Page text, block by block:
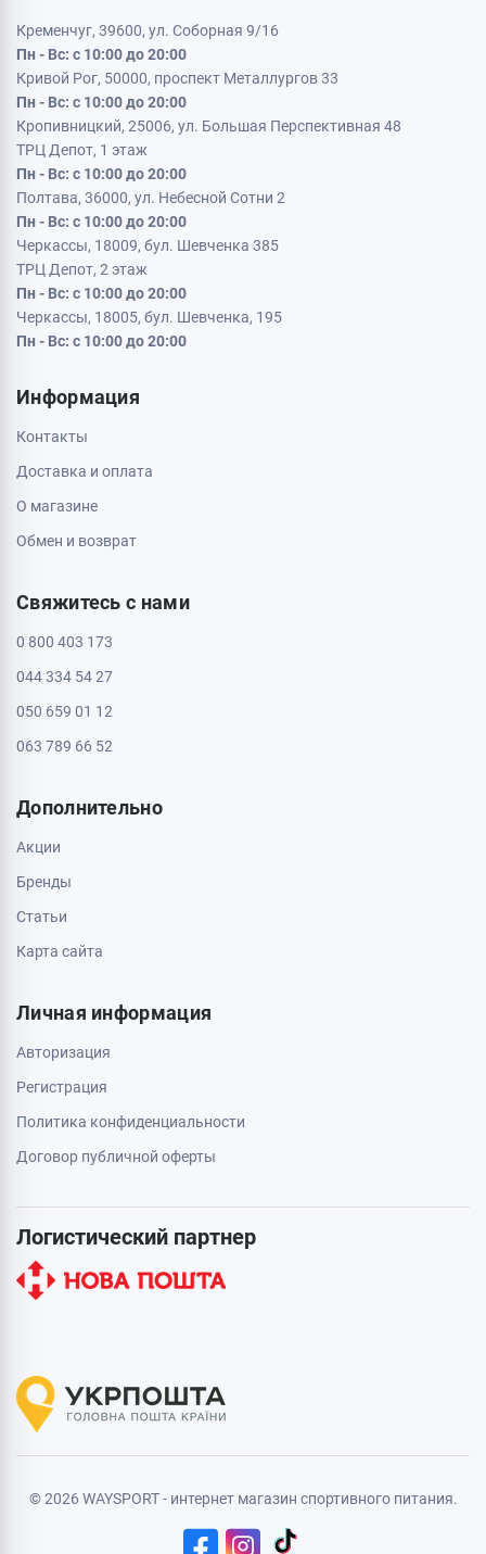
Кременчуг, 39600, ул. Соборная 9/16
Пн - Вс: с 10:00 до 20:00
Кривой Рог, 50000, проспект Металлургов 33
Пн - Вс: с 10:00 до 20:00
Кропивницкий, 25006, ул. Большая Перспективная 48
ТРЦ Депот, 1 этаж
Пн - Вс: с 10:00 до 20:00
Полтава, 36000, ул. Небесной Сотни 2
Пн - Вс: с 10:00 до 20:00
Черкассы, 18009, бул. Шевченка 385
ТРЦ Депот, 2 этаж
Пн - Вс: с 10:00 до 20:00
Черкассы, 18005, бул. Шевченка, 195
Пн - Вс: с 10:00 до 20:00
Информация
Контакты
Доставка и оплата
О магазине
Обмен и возврат
Свяжитесь с нами
0 800 403 173
044 334 54 27
050 659 01 12
063 789 66 52
Дополнительно
Акции
Бренды
Статьи
Карта сайта
Личная информация
Авторизация
Регистрация
Политика конфиденциальности
Договор публичной оферты
Логистический партнер
© 2026 WAYSPORT - интернет магазин спортивного питания.